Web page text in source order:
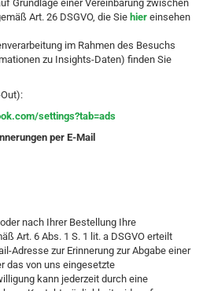
Grundlage einer Vereinbarung zwischen
Art. 26 DSGVO, die Sie hier einsehen
im Rahmen des Besuchs
zu Insights-Daten) finden Sie
settings?tab=ads
per E-Mail
nach Ihrer Bestellung Ihre
Art. 6 Abs. 1 S. 1 lit. a DSGVO erteilt
Adresse zur Erinnerung zur Abgabe einer
das von uns eingesetzte
kann jederzeit durch eine